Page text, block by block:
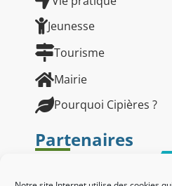
Jeunesse
Tourisme
Mairie
Pourquoi Cipières ?
Partenaires